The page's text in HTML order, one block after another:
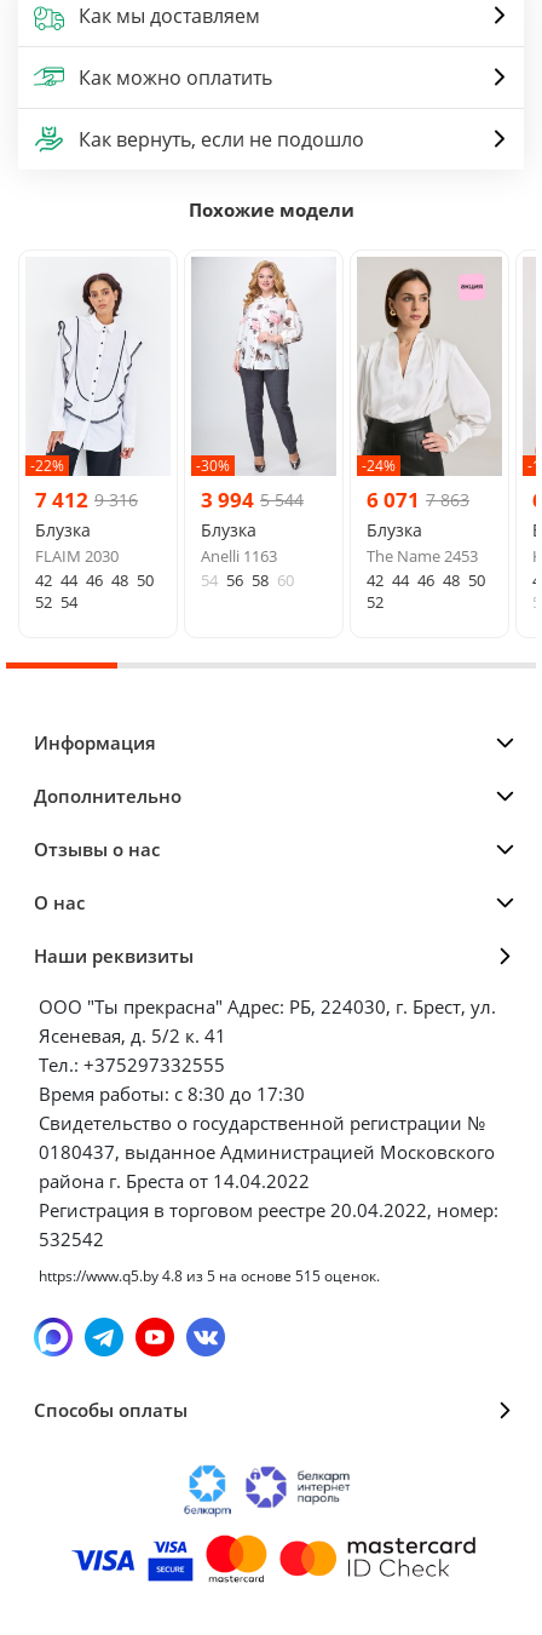
Как мы доставляем
Как можно оплатить
Как вернуть, если не подошло
Похожие модели
-22%
7 412 9 316
Блузка
FLAIM 2030
42 44 46 48 50
52 54
-30%
3 994 5 544
Блузка
Anelli 1163
54 56 58 60
-24%
6 071 7 863
Блузка
The Name 2453
42 44 46 48 50
52
-
Информация
Дополнительно
Отзывы о нас
О нас
Наши реквизиты
ООО "Ты прекрасна" Адрес: РБ, 224030, г. Брест, ул.
Ясеневая, д. 5/2 к. 41
Тел.: +375297332555
Время работы: с 8:30 до 17:30
Свидетельство о государственной регистрации №
0180437, выданное Администрацией Московского
района г. Бреста от 14.04.2022
Регистрация в торговом реестре 20.04.2022, номер:
532542
https://www.q5.by4.8 из5 на основе 515оценок.
Способы оплаты